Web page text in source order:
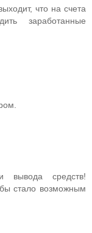
что на счета
заработанные
вывода средств!
стало возможным